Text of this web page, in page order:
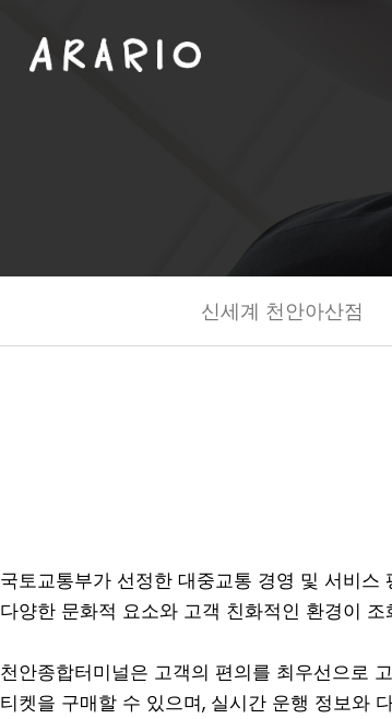
신세계 천안아산점
국토교통부가 선정한 대중교통 경영 및 서비
다양한 문화적 요소와 고객 친화적인 환경이
천안종합터미널은 고객의 편의를 최우선으로
티켓을 구매할 수 있으며, 실시간 운행 정보와